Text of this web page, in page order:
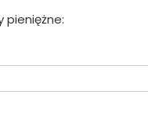
pieniężne: